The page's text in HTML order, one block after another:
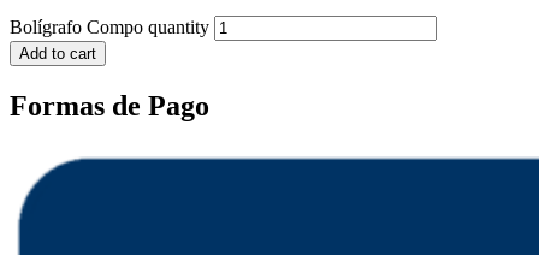
Bolígrafo Compo quantity
Add to cart
Formas de Pago